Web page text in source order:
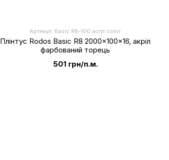
Артикул: Basic R8-100 acryl color
Плінтус Rodos Basic R8 2000x100x16, акріл
фарбований торець
501 грн/п.м.